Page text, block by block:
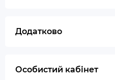
Додатково
Особистий кабінет